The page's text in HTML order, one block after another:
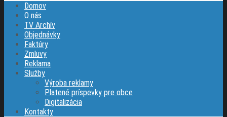
Domov
O nás
TV Archív
Objednávky
Faktúry
Zmluvy
Reklama
Služby
Výroba reklamy
Platené príspevky pre obce
Digitalizácia
Kontakty